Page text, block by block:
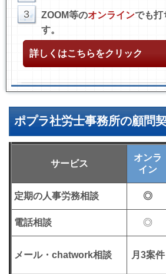
3 ZOOM等のオンラインでも打
す。
詳しくはこちらをクリック
ポプラ社労士事務所の顧問
サービス
オンラ
イン
定期の人事労務相談 ◎
電話相談 ◎
メール・chatwork相談 月3案件